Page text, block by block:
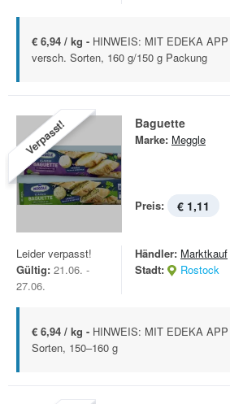
€ 6,94 / kg - HINWEIS: MIT EDEKA
versch. Sorten, 160 g/150 g Packung
Verpasst! Baguette
Marke: Meggle
Preis: € 1,11
Leider verpasst!
Gültig: 21.06. -
27.06.
Händler: Marktkauf
Stadt:
Rostock
€ 6,94 / kg - HINWEIS: MIT EDEKA
Sorten, 150–160 g